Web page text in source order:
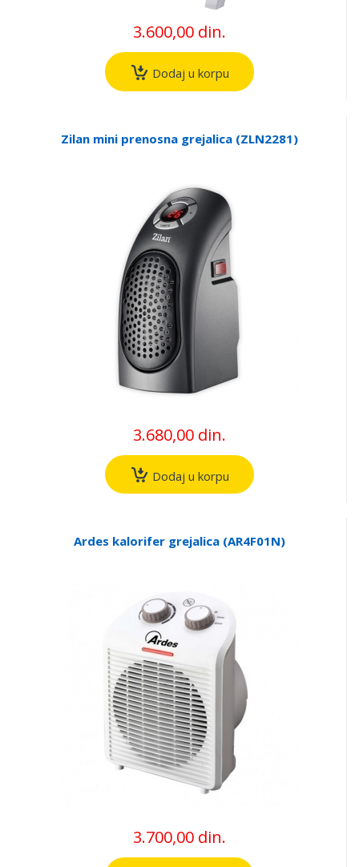
3.600,00 din.
Dodaj u korpu
Zilan mini prenosna grejalica (ZLN2281)
3.680,00 din.
Dodaj u korpu
Ardes kalorifer grejalica (AR4F01N)
3.700,00 din.